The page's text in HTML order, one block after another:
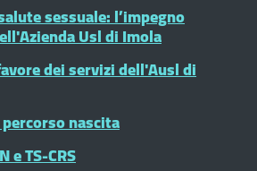
sessuale: l’impegno
Usl di Imola
dei servizi dell'Ausl di
nascita
e TS-CRS